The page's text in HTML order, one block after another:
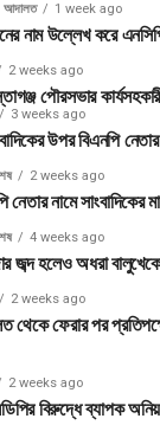
1 week ago
নাম উল্লেখ করে
2 weeks ago
পৌরসভার
3 weeks ago
উপর বিএনপি নেতার
2 weeks ago
নেতার নামে সাংবাদিকের
4 weeks ago
জব্দ হলেও অধরা
2 weeks ago
থেকে ফেরার পর
2 weeks ago
বিরুদ্ধে ব্যাপক